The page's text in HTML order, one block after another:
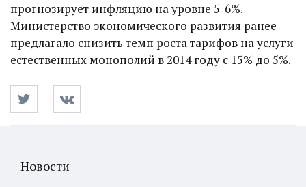
прогнозирует инфляцию на уровне 5-6%.
Министерство экономического развития ранее
предлагало снизить темп роста тарифов на услуги
естественных монополий в 2014 году с 15% до 5%.
Новости